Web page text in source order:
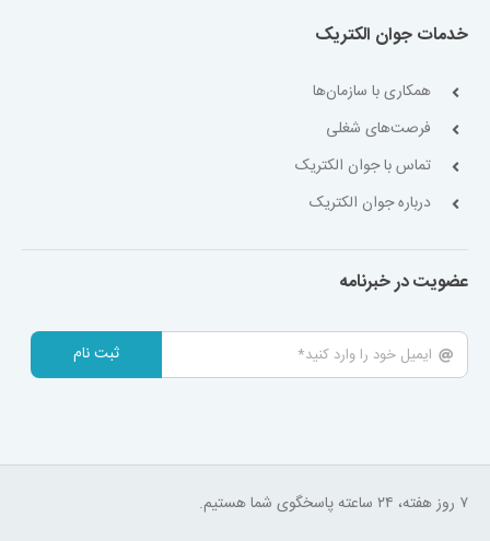
خدمات جوان الکتریک
همکاری با سازمان‌ها
فرصت‌های شغلی
تماس با جوان الکتریک
درباره جوان الکتریک
عضویت در خبرنامه
ثبت نام
۷ روز هفته، ۲۴ ساعته پاسخگوی شما هستیم.